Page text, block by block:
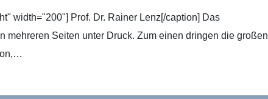
width="200"] Prof. Dr. Rainer Lenz[/caption] Das
mehreren Seiten unter Druck. Zum einen dringen die großen